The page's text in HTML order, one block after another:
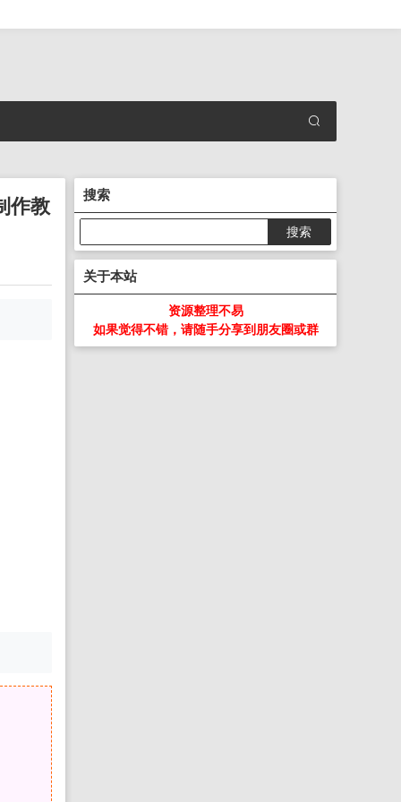
作教
搜索
关于本站
资源整理不易
如果觉得不错，请随手分享到朋友圈或群